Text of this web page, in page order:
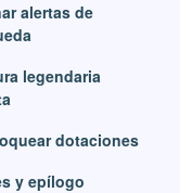
alertas de
legendaria
dotaciones
y epílogo